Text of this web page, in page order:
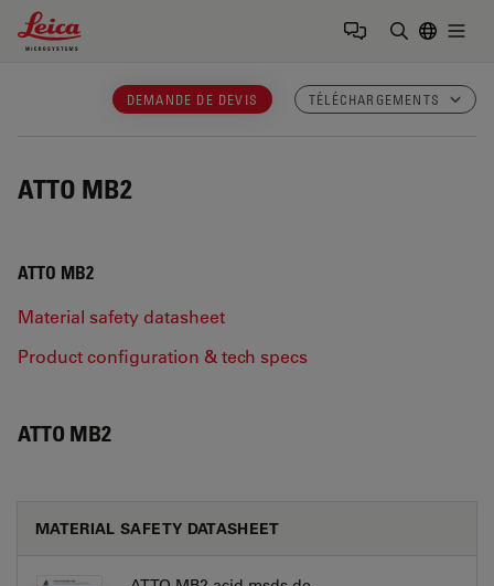
Leica Microsystems Logo
DEMANDE DE DEVIS TÉLÉCHARGEMENTS
ATTO MB2
ATTO MB2
Material safety datasheet
Product configuration & tech specs
ATTO MB2
MATERIAL SAFETY DATASHEET